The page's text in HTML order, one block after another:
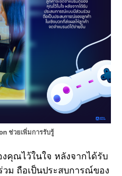
ช่วยเพิ่มการรับรู้
คุณไว้ในใจ หลังจากได้รับ
ม ถือเป็นประสบการณ์ของ